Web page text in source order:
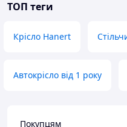
Передплата
Оплата на
ТОП теги
Крісло Hanert
Автокрісло від 1 року
Покупцям